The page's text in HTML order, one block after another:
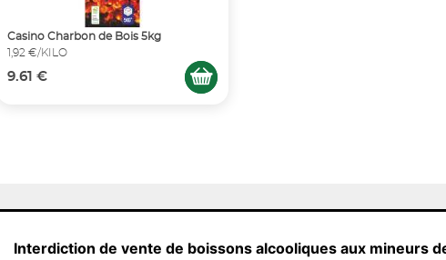
Casino Charbon de Bois 5kg
1,92 €/KILO
9.61 €
Interdiction de vente de boissons alcooliques aux mineurs